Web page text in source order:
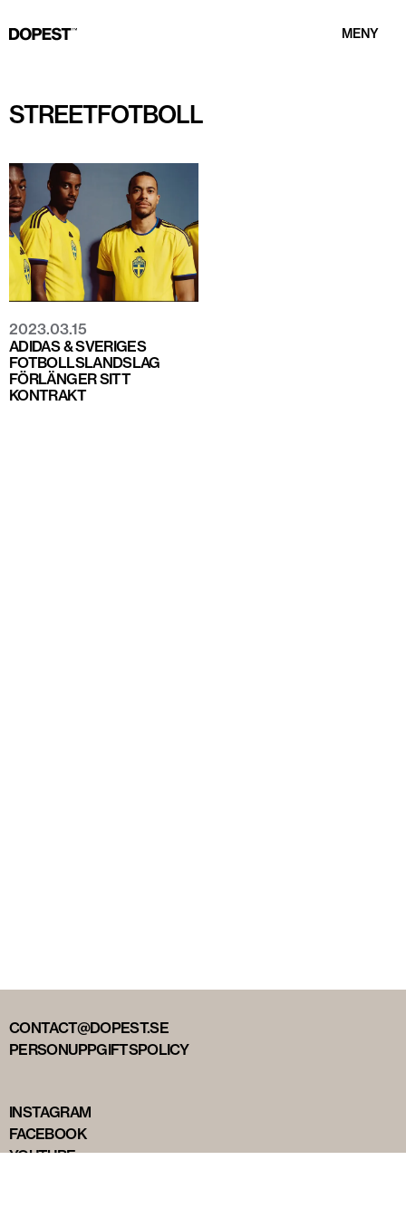
MENY
STREETFOTBOLL
2023.03.15
ADIDAS & SVERIGES
FOTBOLLSLANDSLAG
FÖRLÄNGER SITT
KONTRAKT
CONTACT@DOPEST.SE
PERSONUPPGIFTSPOLICY
INSTAGRAM
FACEBOOK
YOUTUBE